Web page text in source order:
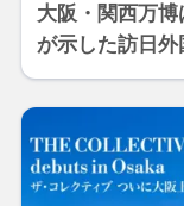
大阪・関西万
が示した訪日外